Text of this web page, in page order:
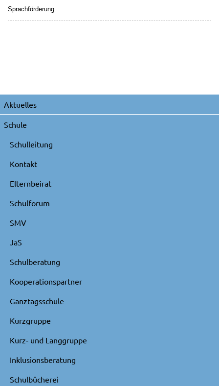
Sprachförderung.
Navigation
überspringen
Aktuelles
Schule
Schulleitung
Kontakt
Elternbeirat
Schulforum
SMV
JaS
Schulberatung
Kooperationspartner
Ganztagsschule
Kurzgruppe
Kurz- und Langgruppe
Inklusionsberatung
Schulbücherei